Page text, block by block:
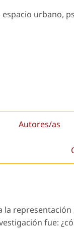
espacio urbano,
Autores/as
la
fue: